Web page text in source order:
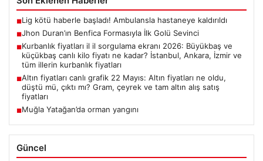
■Lig kötü haberle başladı! Ambulansla hastaneye kaldırıldı
■Jhon Duran’ın Benfica Formasıyla İlk Golü Sevinci
■Kurbanlık fiyatları il il sorgulama ekranı 2026: Büyükbaş ve
küçükbaş canlı kilo fiyatı ne kadar? İstanbul, Ankara, İzmir ve
tüm illerin kurbanlık fiyatları
■Altın fiyatları canlı grafik 22 Mayıs: Altın fiyatları ne oldu,
düştü mü, çıktı mı? Gram, çeyrek ve tam altın alış satış
fiyatları
■Muğla Yatağan’da orman yangını
Güncel